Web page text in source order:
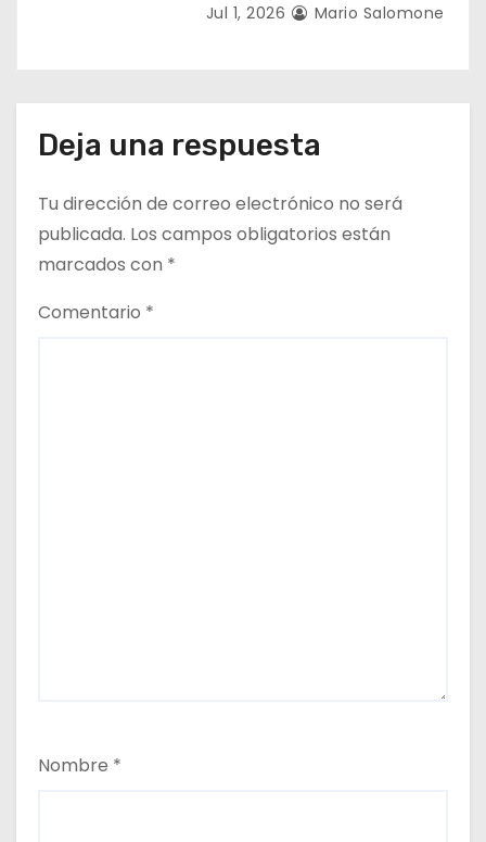
Jul 1, 2026 Mario Salomone
Deja una respuesta
Tu dirección de correo electrónico no será
publicada. Los campos obligatorios están
marcados con *
Comentario *
Nombre *